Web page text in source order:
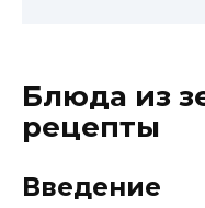
Блюда из
рецепты
Введение